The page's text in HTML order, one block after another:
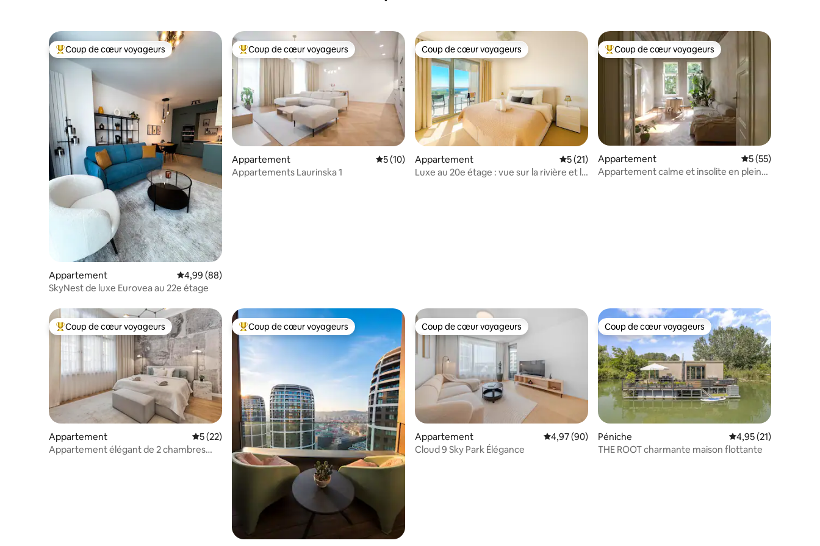
Coups de cœur voyageurs les plus appréciés
Coup de cœur voyageurs
Appartement Évaluation moyenne sur la base de 88 commentaires : 4,99 sur 5
4,99 (88)
SkyNest de luxe Eurovea au 22e étage
Coups de cœur voyageurs les plus appréciés
Coup de cœur voyageurs
Appartement Évaluation moyenne sur la base de 10 commentaires : 5 sur 5
5 (10)
Appartements Laurinska 1
Coup de cœur voyageurs
Coup de cœur voyageurs
Appartement Évaluation moyenne sur la base de 21 commentaires : 5 sur 5
5 (21)
Luxe au 20e étage : vue sur la rivière et le
Coups de cœur voyageurs les plus appréciés
Coup de cœur voyageurs
Appartement Évaluation
5 (55)
Appartement calme et insolite en plein
Coups de cœur voyageurs les plus appréciés
Coup de cœur voyageurs
Appartement Évaluation moyenne sur la base de 22 commentaires : 5 sur 5
5 (22)
Appartement élégant de 2 chambres
Coups de cœur voyageurs les plus appréciés
Coup de cœur voyageurs Coup de cœur voyageurs
Coup de cœur voyageurs
Appartement Évaluation moyenne sur la base de 90 commentaires : 4,97 sur 5
4,97 (90)
Cloud 9 Sky Park Élégance
Coup de cœur voyageurs
Coup de cœur voyageurs
Péniche Évaluation moyenne
4,95 (21)
THE ROOT charmante maison flottante